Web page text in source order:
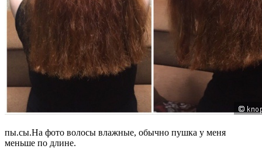
пы.сы.На фото волосы влажные, обычно пушка у меня
меньше по длине.